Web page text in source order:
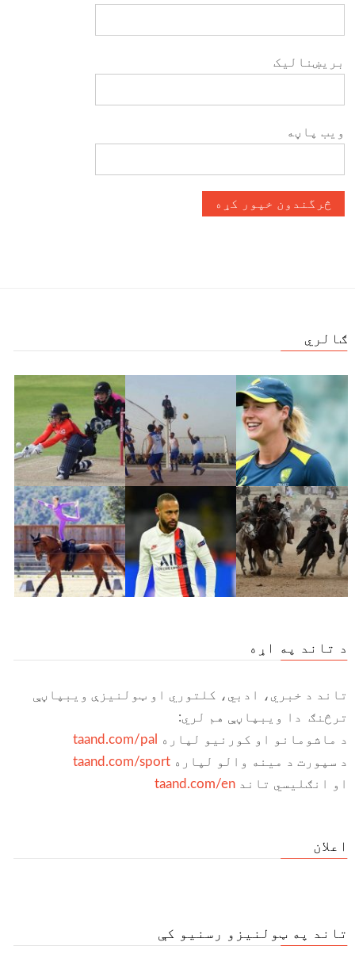
بریښنالیک
ویب پاڼه
ګالري
د تاند په اړه
تاند د خبري، ادبي، کلتوري او ټولنیزې ویبپاڼې
ترڅنګ دا ویبپاڼې هم لري:
د ماشومانو او کورنیو لپاره
taand.com/pal
د سپورت د مینه والو لپارهtaand.com/sport
او انګلیسي تاندtaand.com/en
اعلان
تاند په ټولنیزو رسنیو کې